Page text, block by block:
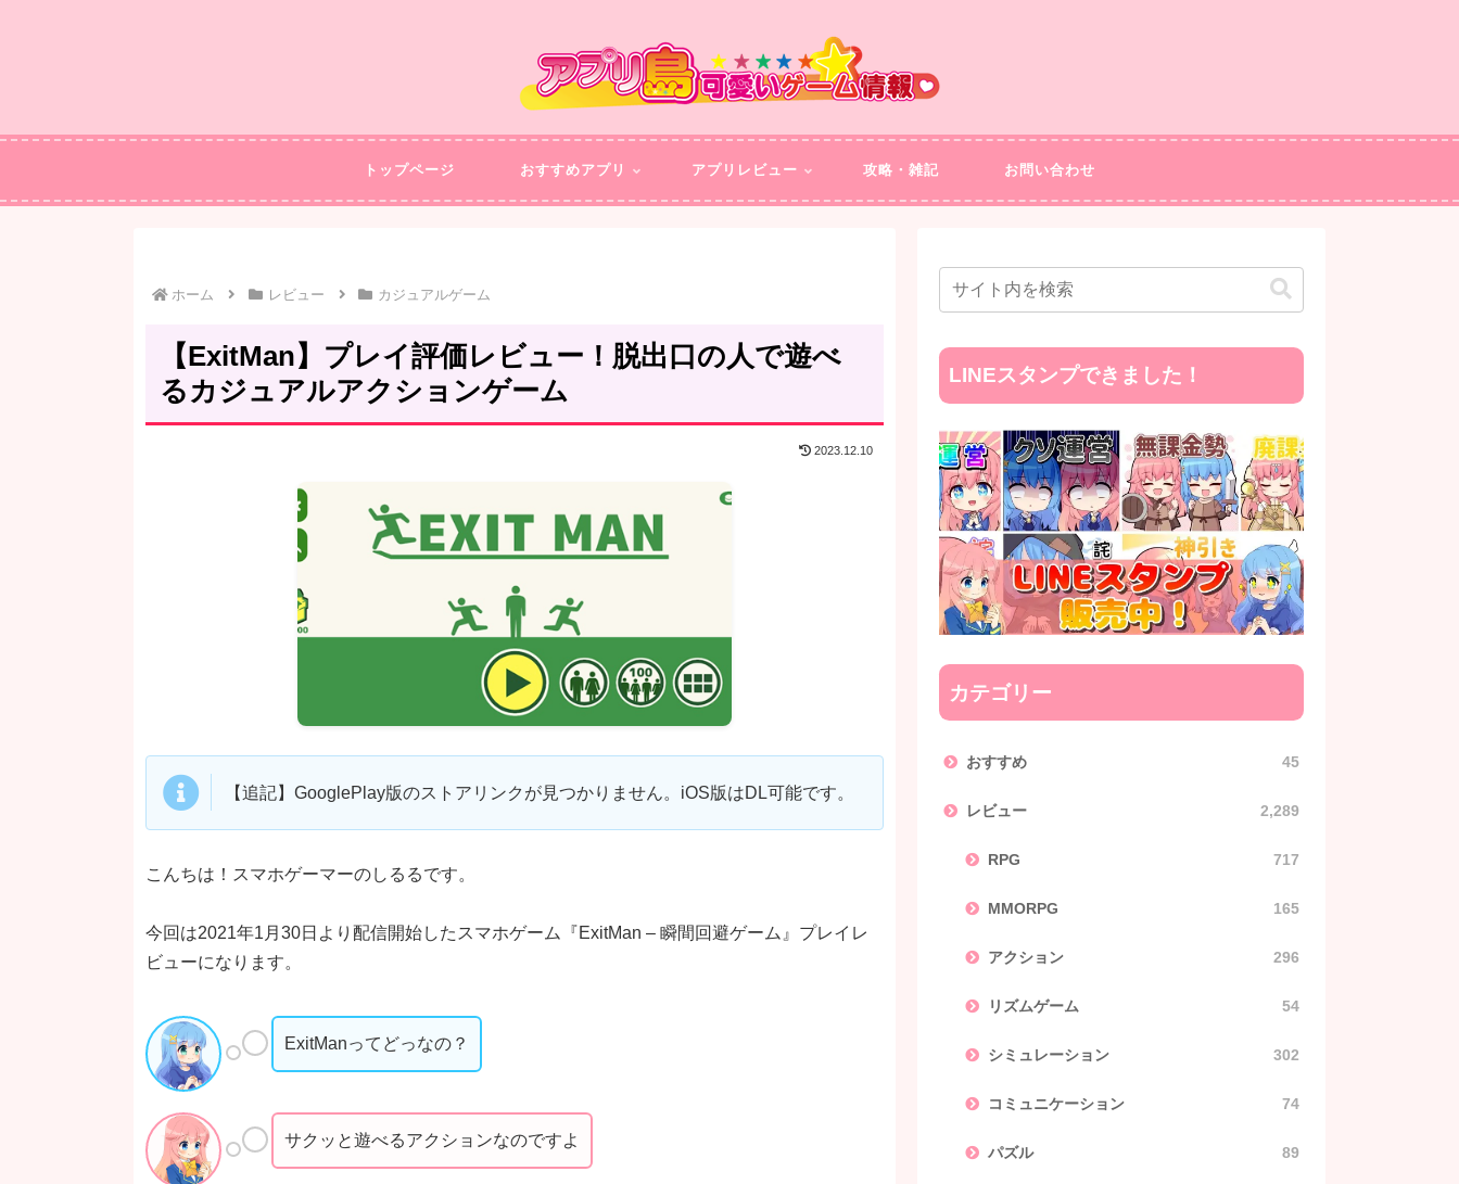
トップページ おすすめアプリ アプリレビュー 攻略・雑記 お問い合わせ
ホーム レビュー カジュアルゲーム
【ExitMan】プレイ評価レビュー！脱出口の人で遊べ
るカジュアルアクションゲーム
2023.12.10
【追記】GooglePlay版のストアリンクが見つかりません。iOS版はDL可能です。
こんちは！スマホゲーマーのしるるです。
今回は2021年1月30日より配信開始したスマホゲーム『ExitMan – 瞬間回避ゲーム』プレイレ
ビューになります。
ExitManってどっなの？
サクッと遊べるアクションなのですよ
LINEスタンプできました！
カテゴリー
おすすめ 45
レビュー 2,289
RPG 717
MMORPG 165
アクション 296
リズムゲーム 54
シミュレーション 302
コミュニケーション 74
パズル 89